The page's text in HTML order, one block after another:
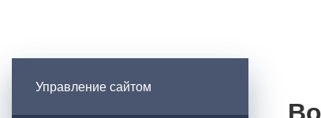
Управление сайтом